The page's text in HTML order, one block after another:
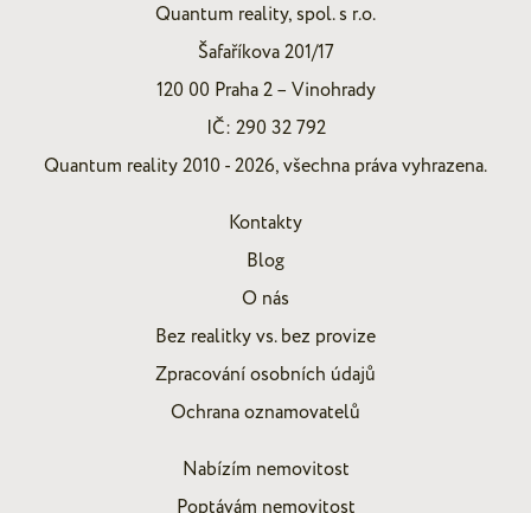
Quantum reality, spol. s r.o.
Šafaříkova 201/17
120 00 Praha 2 – Vinohrady
IČ: 290 32 792
Quantum reality 2010 - 2026, všechna práva vyhrazena.
Kontakty
Blog
O nás
Bez realitky vs. bez provize
Zpracování osobních údajů
Ochrana oznamovatelů
Nabízím nemovitost
Poptávám nemovitost